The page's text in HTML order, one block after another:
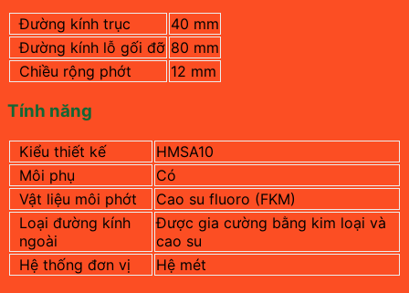
Đường kính trục
40 mm
Đường kính lỗ gối đỡ 80 mm
Chiều rộng phớt
12 mm
Tính năng
Kiểu thiết kế
HMSA10
Môi phụ
Có
Vật liệu môi phớt
Cao su fluoro (FKM)
Loại đường kính
ngoài
Được gia cường bằng kim loại và
cao su
Hệ thống đơn vị
Hệ mét